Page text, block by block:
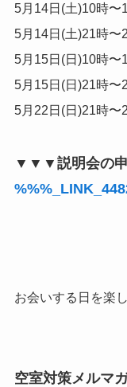
5月14日(土)10時〜
5月14日(土)21時〜
5月15日(日)10時〜
5月15日(日)21時〜
5月22日(日)21時〜
▼▼▼説明会の
お会いする日を楽
空室対策メルマ